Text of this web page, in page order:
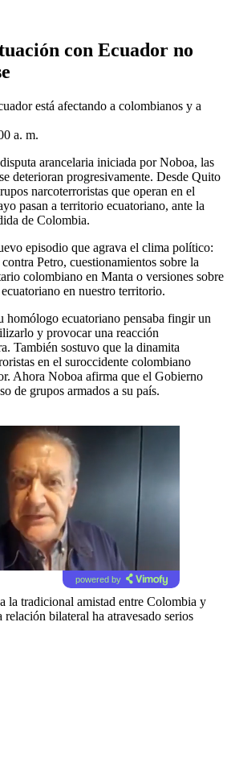
con Ecuador no
está afectando a colombianos y a
a. m.
arancelaria iniciada por Noboa, las
deterioran progresivamente. Desde Quito
narcoterroristas que operan en el
pasan a territorio ecuatoriano, ante la
de Colombia.
episodio que agrava el clima político:
Petro, cuestionamientos sobre la
colombiano en Manta o versiones sobre
en nuestro territorio.
homólogo ecuatoriano pensaba fingir un
y provocar una reacción
También sostuvo que la dinamita
en el suroccidente colombiano
Ahora Noboa afirma que el Gobierno
de grupos armados a su país.
powered by
la tradicional amistad entre Colombia y
bilateral ha atravesado serios